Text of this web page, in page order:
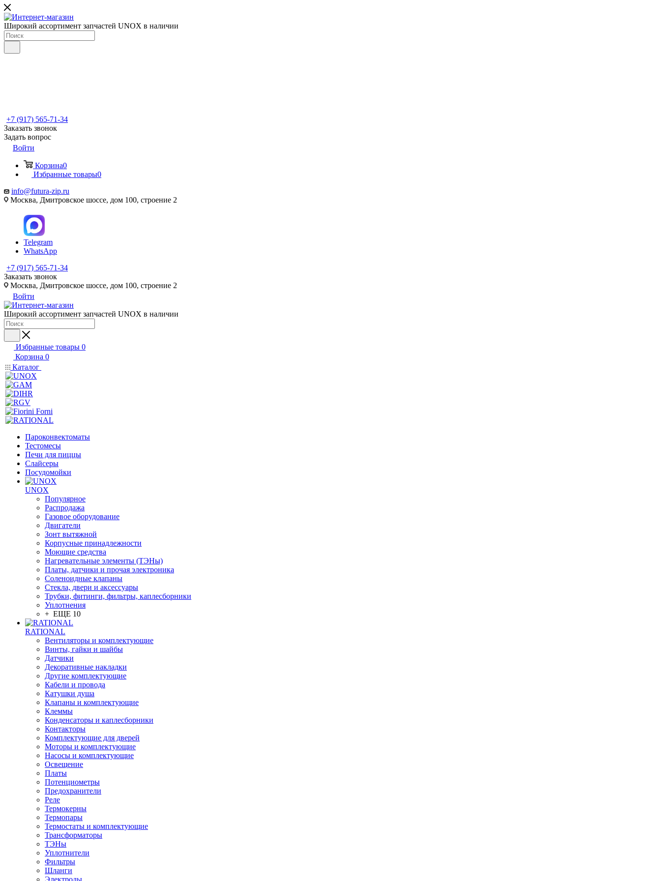
Широкий ассортимент запчастей UNOX в наличии
+7 (917) 565-71-34
Заказать звонок
Задать вопрос
Войти
Корзина0
Избранные товары0
info@futura-zip.ru
Москва, Дмитровское шоссе, дом 100, строение 2
Telegram
WhatsApp
+7 (917) 565-71-34
Заказать звонок
Москва, Дмитровское шоссе, дом 100, строение 2
Войти
Широкий ассортимент запчастей UNOX в наличии
Избранные товары 0
Корзина 0
Каталог
Пароконвектоматы
Тестомесы
Печи для пиццы
Слайсеры
Посудомойки
UNOX
Популярное
Распродажа
Газовое оборудование
Двигатели
Зонт вытяжной
Корпусные принадлежности
Моющие средства
Нагревательные элементы (ТЭНы)
Платы, датчики и прочая электроника
Соленоидные клапаны
Стекла, двери и аксессуары
Трубки, фитинги, фильтры, каплесборники
Уплотнения
+ ЕЩЕ 10
RATIONAL
Вентиляторы и комплектующие
Винты, гайки и шайбы
Датчики
Декоративные накладки
Другие комплектующие
Кабели и провода
Катушки душа
Клапаны и комплектующие
Клеммы
Конденсаторы и каплесборники
Контакторы
Комплектующие для дверей
Моторы и комплектующие
Насосы и комплектующие
Освещение
Платы
Потенциометры
Предохранители
Реле
Термокерны
Термопары
Термостаты и комплектующие
Трансформаторы
ТЭНы
Уплотнители
Фильтры
Шланги
Электроды